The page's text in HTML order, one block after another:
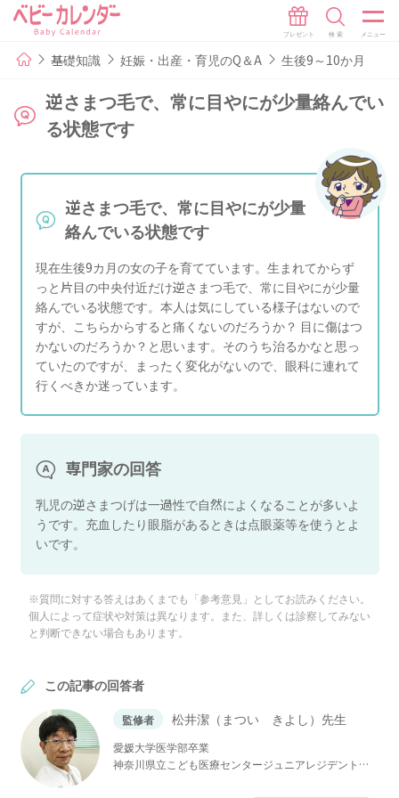
基礎知識 妊娠・出産・育児のQ＆A 生後9～10か月
逆さまつ毛で、常に目やにが少量絡んでい
る状態です
逆さまつ毛で、常に目やにが少量
絡んでいる状態です
現在生後9カ月の女の子を育てています。生まれてからず
っと片目の中央付近だけ逆さまつ毛で、常に目やにが少量
絡んでいる状態です。本人は気にしている様子はないので
すが、こちらからすると痛くないのだろうか？ 目に傷はつ
かないのだろうか？と思います。そのうち治るかなと思っ
ていたのですが、まったく変化がないので、眼科に連れて
行くべきか迷っています。
専門家の回答
乳児の逆さまつげは一過性で自然によくなることが多いよ
うです。充血したり眼脂があるときは点眼薬等を使うとよ
いです。
※質問に対する答えはあくまでも「参考意見」としてお読みください。
個人によって症状や対策は異なります。また、詳しくは診察してみない
と判断できない場合もあります。
この記事の回答者
監修者 松井潔（まつい きよし）先生
愛媛大学医学部卒業
神奈川県立こども医療センタージュニアレジデント